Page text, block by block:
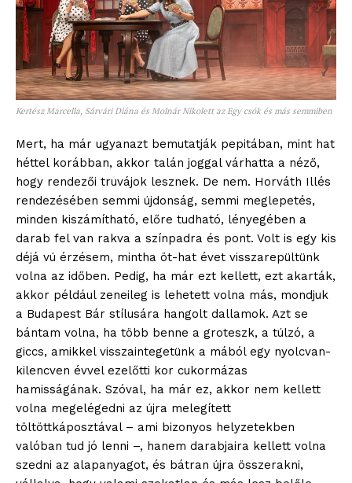
Kertész Marcella, Sárvári Diána és Molnár Nikolett az Egy csók és más semmiben
Mert, ha már ugyanazt bemutatják pepitában, mint hat
héttel korábban, akkor talán joggal várhatta a néző,
hogy rendezői truvájok lesznek. De nem. Horváth Illés
rendezésében semmi újdonság, semmi meglepetés,
minden kiszámítható, előre tudható, lényegében a
darab fel van rakva a színpadra és pont. Volt is egy kis
déjá vú érzésem, mintha öt-hat évet visszarepültünk
volna az időben. Pedig, ha már ezt kellett, ezt akarták,
akkor például zeneileg is lehetett volna más, mondjuk
a Budapest Bár stílusára hangolt dallamok. Azt se
bántam volna, ha több benne a groteszk, a túlzó, a
giccs, amikkel visszaintegetünk a mából egy nyolcvan-
kilencven évvel ezelőtti kor cukormázas
hamisságának. Szóval, ha már ez, akkor nem kellett
volna megelégedni az újra melegített
töltöttkáposztával – ami bizonyos helyzetekben
valóban tud jó lenni –, hanem darabjaira kellett volna
szedni az alapanyagot, és bátran újra összerakni,